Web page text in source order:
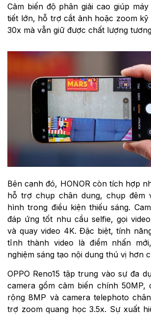
Cảm biến độ phân giải cao giúp
tiết lớn, hỗ trợ cắt ảnh hoặc zoom kỹ
30x mà vẫn giữ được chất lượng
Bên cạnh đó, HONOR còn tích hợp
hỗ trợ chụp chân dung, chụp đêm
hình trong điều kiện thiếu sáng.
đáp ứng tốt nhu cầu selfie, gọi
và quay video 4K. Đặc biệt, tính
tĩnh thành video là điểm nhấn
nghiệm sáng tạo nội dung thú vị hơn
OPPO Reno15 tập trung vào sự đa
camera gồm cảm biến chính 50MP,
rộng 8MP và camera telephoto
trợ zoom quang học 3.5x. Sự xuất